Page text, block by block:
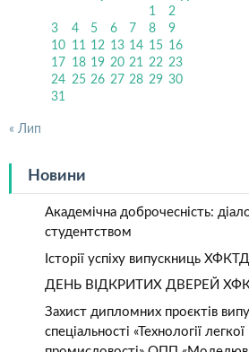
1
2
3
4 5 6 7 8
9
10 11 12 13 14 15 16
17
18 19 20 21 22 23
24 25 26 27 28 29 30
31
« Лип
Новини
Академічна доброчесність:
студентством
Історії успіху випускниць
ДЕНЬ ВІДКРИТИХ ДВЕРЕЙ
Захист дипломних проєктів
спеціальності «Технології легкої